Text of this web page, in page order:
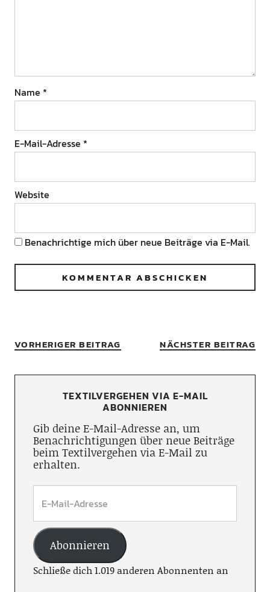
Name *
E-Mail-Adresse *
Website
Benachrichtige mich über neue Beiträge via E-Mail.
VORHERIGER BEITRAG NÄCHSTER BEITRAG
TEXTILVERGEHEN VIA E-MAIL
ABONNIEREN
Gib deine E-Mail-Adresse an, um
Benachrichtigungen über neue Beiträge
beim Textilvergehen via E-Mail zu
erhalten.
Abonnieren
Schließe dich 1.019 anderen Abonnenten an